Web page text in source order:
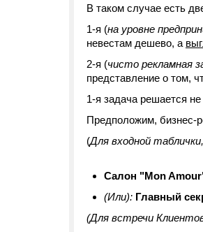
В таком случае есть
1-я (на уровне
невестам дешево, а
2-я (чисто рекламная
представление о том,
1-я задача решается
Предположим, бизнес-
(Для входной
Салон "Mon
(Или): Главный
(Для встречи